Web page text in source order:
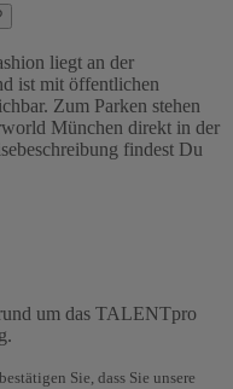
liegt an der
ist mit öffentlichen
Zum Parken stehen
München direkt in der
findest Du
um das TALENTpro
Sie, dass Sie unsere